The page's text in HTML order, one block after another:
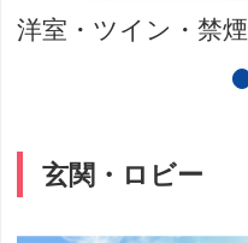
洋室・ツイン・禁煙
玄関・ロビー